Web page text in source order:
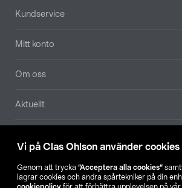
Vi på Clas Ohlson använder cookies
Genom att trycka ”Acceptera alla cookies”
lagrar cookies och andra spårtekniker på din
Sidfot
Kundservice
Mitt konto
Om oss
Aktuellt
Hitta butik